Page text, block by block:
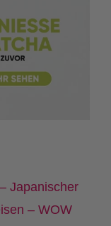
Japanischer
– WOW